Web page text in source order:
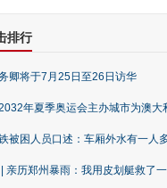
排行
卿将于7月25日至26日访华
年夏季奥运会主办城市为澳大
被困人员口述：车厢外水有一人
亲历郑州暴雨：我用皮划艇救了